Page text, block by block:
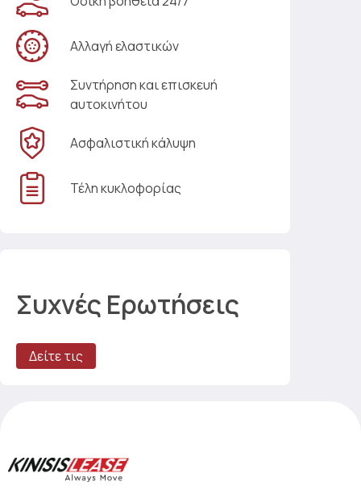
Αλλαγή ελαστικών
Συντήρηση και επισκευή
αυτοκινήτου
Ασφαλιστική κάλυψη
Τέλη κυκλοφορίας
Συχνές Ερωτήσεις
Δείτε τις